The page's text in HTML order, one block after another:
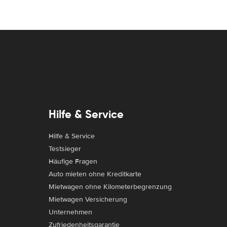
Hilfe & Service
Hilfe & Service
Testsieger
Häufige Fragen
Auto mieten ohne Kreditkarte
Mietwagen ohne Kilometerbegrenzung
Mietwagen Versicherung
Unternehmen
Zufriedenheitsgarantie